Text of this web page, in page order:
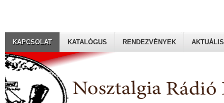
Rádiógyűjtők Magyaroszági Klubja
KAPCSOLAT KATALÓGUS RENDEZVÉNYEK AKTUÁLIS